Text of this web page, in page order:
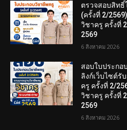
ตรวจสอบสิทธิ์
(ครั้งที่ 2/
วิชาครู ครั้งที่
2569
6 สิงหาคม 2026
สอบใบประกอ
ลิงก์เว็บไซต์รั
ครู ครั้งที่ 2/
วิชาครู ครั้งที่
2569
6 สิงหาคม 2026